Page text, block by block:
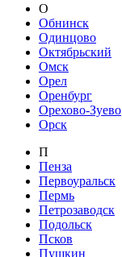
О
Обнинск
Одинцово
Октябрьский
Омск
Орел
Оренбург
Орехово-Зуево
Орск
П
Пенза
Первоуральск
Пермь
Петрозаводск
Подольск
Псков
Пушкин